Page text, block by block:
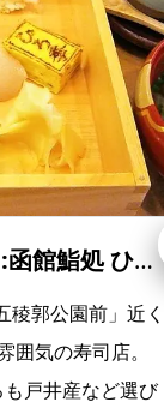
【閉店】鮨 ひろ樹（旧:函館鮨処 ひろ季）
稜郭公園前」近く
気の寿司店。
戸井産など選び